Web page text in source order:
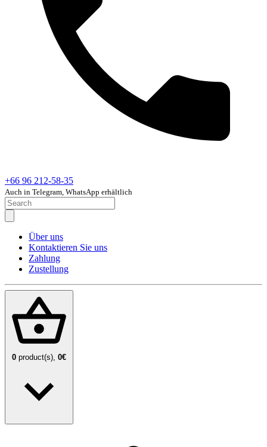
+66 96 212-58-35
Auch in Telegram, WhatsApp erhältlich
Über uns
Kontaktieren Sie uns
Zahlung
Zustellung
0 product(s), 0€